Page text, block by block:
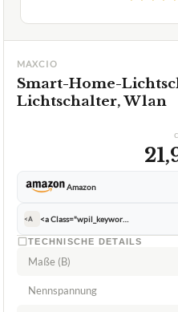
MAXCIO
Smart-Home-
Lichtschalter, Wlan
Amazon
<A <a Class="wpil_keyword_link Bts Content Link" Href="https://www.beste Testsieger.de/marken/amazon/" Target="_blank" Rel="noopener" Title="amazon" Data Wpil Keyword Link="linked">amazon</a>
TECHNISCHE DETAILS
Maße (B)
Nennspannung